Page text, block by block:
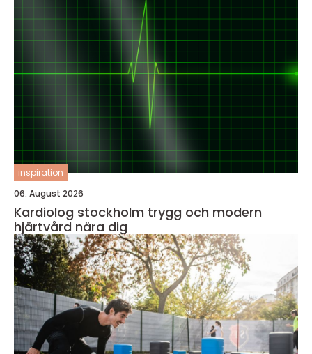
inspiration
06. August 2026
Kardiolog stockholm trygg och modern
hjärtvård nära dig